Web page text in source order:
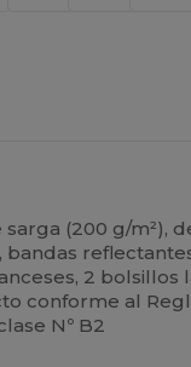
(200 g/m²),
bandas
2 bolsillos
conforme al
Nº B2